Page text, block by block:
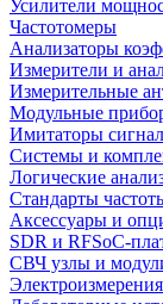
Усилители
Частотомеры
Анализаторы
Измерители и
Измерительные
Модульные
Имитаторы
Системы и
Логические
Стандарты
Аксессуары и
SDR и
СВЧ узлы и